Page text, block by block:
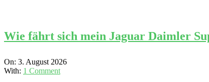
Wie fährt sich mein Jaguar Daimler
2026-
08-
On: 3. August 2026
With: 1 Comment